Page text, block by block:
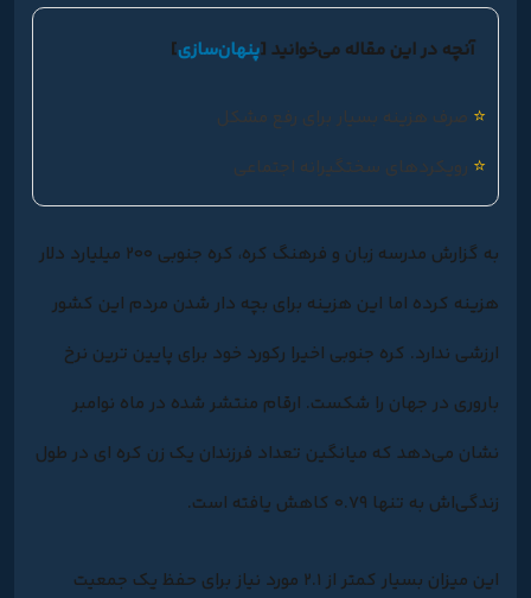
آنچه در این مقاله می‌خوانید [پنهان‌سازی]
⭐ صرف هزینه بسیار برای رفع مشکل
⭐ رویکردهای سختگیرانه اجتماعی
به گزارش مدرسه زبان و فرهنگ کره، کره جنوبی ۲۰۰ میلیارد دلار
هزینه کرده اما این هزینه برای بچه دار شدن مردم این کشور
ارزشی ندارد. کره جنوبی اخیرا رکورد خود برای پایین ترین نرخ
باروری در جهان را شکست. ارقام منتشر شده در ماه نوامبر
نشان می‌دهد که میانگین تعداد فرزندان یک زن کره ای در طول
زندگی‌اش به تنها ۰.۷۹ کاهش یافته است.
این میزان بسیار کمتر از ۲.۱ مورد نیاز برای حفظ یک جمعیت